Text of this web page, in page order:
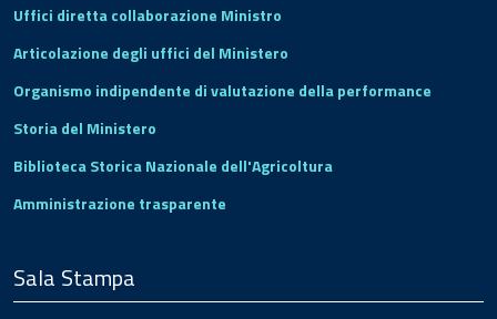
Uffici diretta collaborazione Ministro
Articolazione degli uffici del Ministero
Organismo indipendente di valutazione della performance
Storia del Ministero
Biblioteca Storica Nazionale dell'Agricoltura
Amministrazione trasparente
Sala Stampa